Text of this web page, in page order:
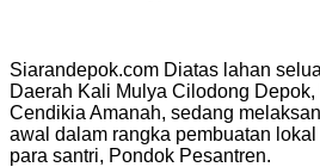
Siarandepok.com Diatas lahan
Daerah Kali Mulya Cilodong
Cendikia Amanah, sedang
awal dalam rangka pembuatan
para santri, Pondok Pesantren.